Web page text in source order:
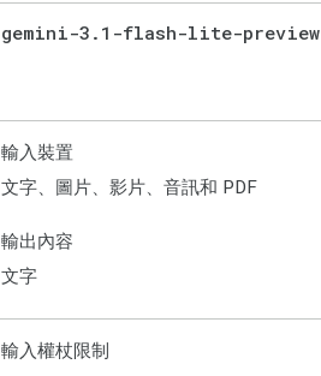
gemini-3 . 1-flash-lite-preview
輸入裝置
文字、圖片、影片、音訊和 PDF
輸出內容
文字
輸入權杖限制